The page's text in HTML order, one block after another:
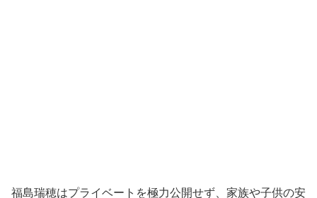
福島瑞穂はプライベートを極力公開せず、家族や子供の安